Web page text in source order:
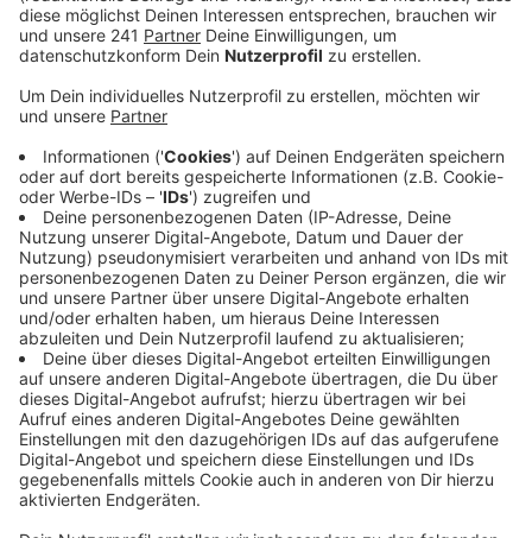
steigenden Umsatz um 2,8 Prozent und leicht
wachsenden Verkaufsflächen.
Anzeige
Ein Problem bleibt: Die Erreichbarkeit der
Innenstädte
Anzeige
Ein Problem beschäftigte den Einzelhandel aber schon
lange – die Erreichbarkeit der Geschäfte. Die meisten
Kunden würden nach wie vor mit dem Auto zum
Shoppen oder zu den Restaurants fahren – und
Baustellen oder fehlende Parkplätze würden das nicht